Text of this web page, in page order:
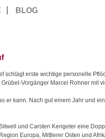
BLOG
schlägt erste wichtige personelle
Vorgänger Marcel Rohner mit
er kann. Nach gut einem Jahr und
und Carsten Kengeter eine
Europa, Mittlerer Osten und